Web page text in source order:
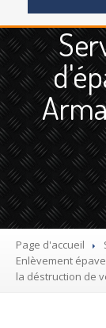
ENLÈVEMENT
Quoi ?
Scooter
Camion
Utilitaire
Mettre
Page d'accueil
Enlèvement
la déstruction de